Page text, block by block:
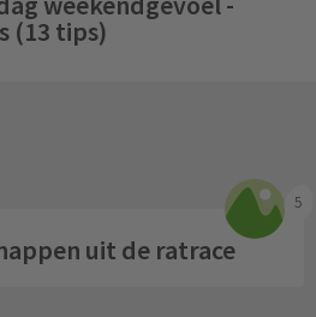
(13 tips)
5
uit de ratrace